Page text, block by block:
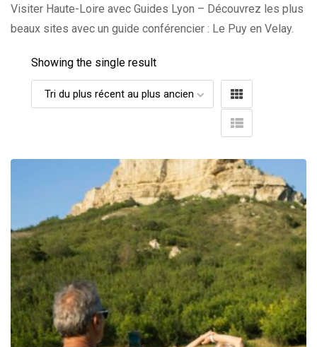
Visiter Haute-Loire avec Guides Lyon – Découvrez les plus
beaux sites avec un guide conférencier : Le Puy en Velay.
Showing the single result